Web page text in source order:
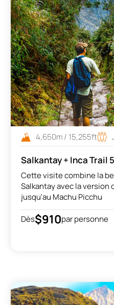
4,650m / 15,255ft
Salkantay + Inca Trail
Cette visite combine la
Salkantay avec la version
jusqu'au Machu Picchu
Dès$910par personne